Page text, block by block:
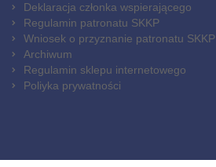
Deklaracja członka wspierającego
Regulamin patronatu SKKP
Wniosek o przyznanie patronatu SKKP
Archiwum
Regulamin sklepu internetowego
Poliyka prywatności